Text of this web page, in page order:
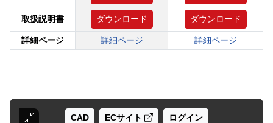
取扱説明書 ダウンロード ダウンロード
詳細ページ 詳細ページ 詳細ページ
CAD ECサイト ログイン